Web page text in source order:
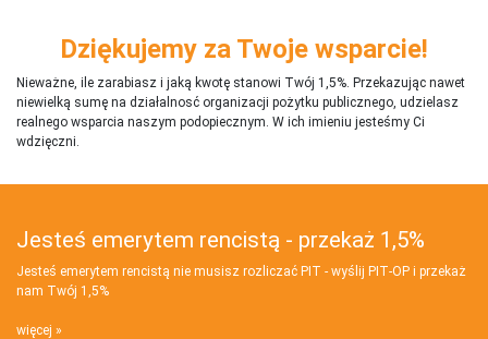
Dziękujemy za Twoje wsparcie!
Nieważne, ile zarabiasz i jaką kwotę stanowi Twój 1,5%. Przekazując nawet
niewielką sumę na działalnosć organizacji pożytku publicznego, udzielasz
realnego wsparcia naszym podopiecznym. W ich imieniu jesteśmy Ci
wdzięczni.
Jesteś emerytem rencistą - przekaż 1,5%
Jesteś emerytem rencistą nie musisz rozliczać PIT - wyślij PIT‑OP i przekaż
nam Twój 1,5%
więcej